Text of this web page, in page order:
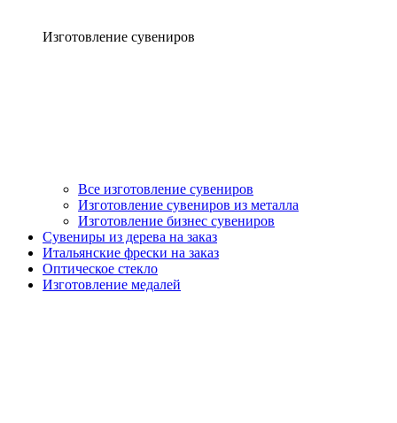
Изготовление сувениров
Все изготовление сувениров
Изготовление сувениров из металла
Изготовление бизнес сувениров
Сувениры из дерева на заказ
Итальянские фрески на заказ
Оптическое стекло
Изготовление медалей